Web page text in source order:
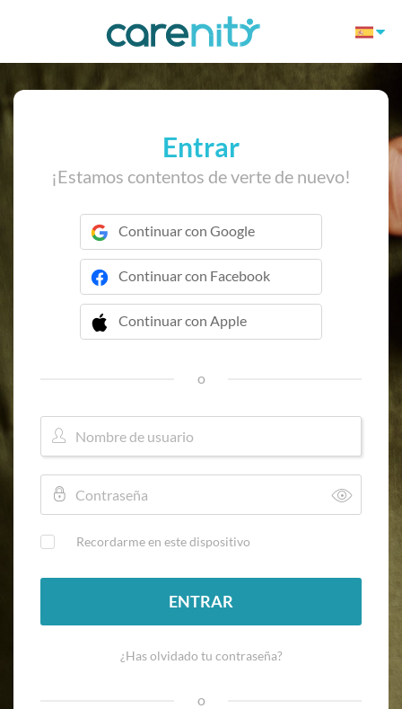
Entrar
¡Estamos contentos de verte de nuevo!
Continuar con Google
Continuar con Facebook
Continuar con Apple
 Continuar con Apple
o
Recordarme en este dispositivo
ENTRAR
¿Has olvidado tu contraseña?
o